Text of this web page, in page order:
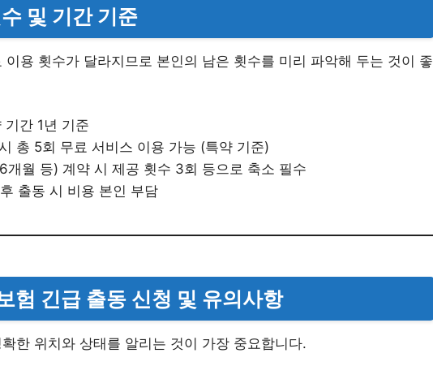
및 기간 기준
용 횟수가 달라지므로 본인의 남은 횟수를 미리 파악해 두는 것이 좋
기간 1년 기준
총 5회 무료 서비스 이용 가능 (특약 기준)
개월 등) 계약 시 제공 횟수 3회 등으로 축소 필수
출동 시 비용 본인 부담
험 긴급 출동 신청 및 유의사항
한 위치와 상태를 알리는 것이 가장 중요합니다.